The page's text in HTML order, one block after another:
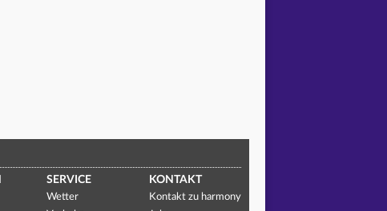
SERVICE
Wetter
KONTAKT
Kontakt zu harmony